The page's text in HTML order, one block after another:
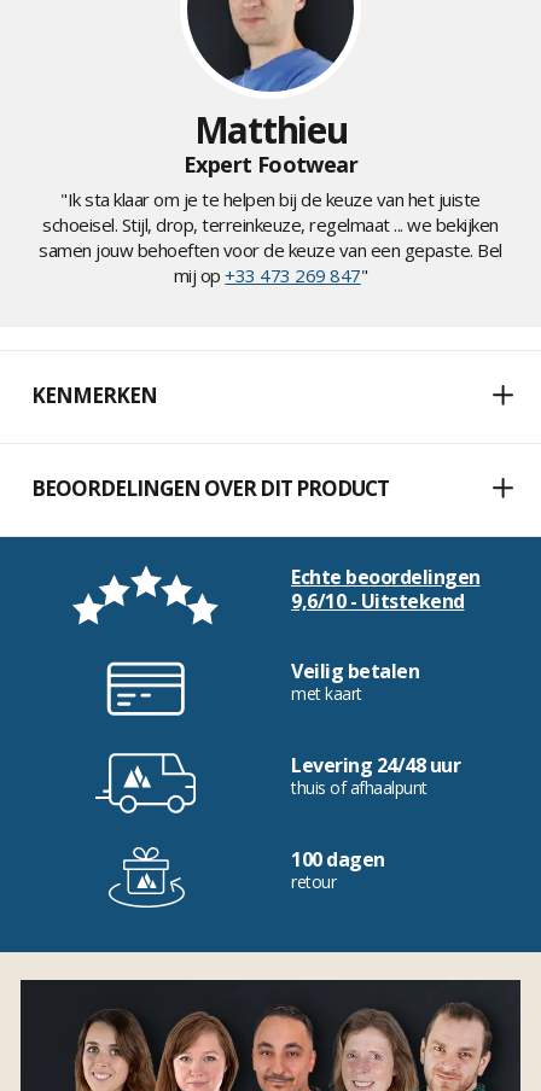
Matthieu
Expert Footwear
"Ik sta klaar om je te helpen bij de keuze van het juiste
schoeisel. Stijl, drop, terreinkeuze, regelmaat ... we bekijken
samen jouw behoeften voor de keuze van een gepaste. Bel
mij op+33 473 269 847"
KENMERKEN
BEOORDELINGEN OVER DIT PRODUCT
Echte beoordelingen
9,6/10 - Uitstekend
Veilig betalen
met kaart
Levering 24/48 uur
thuis of afhaalpunt
100 dagen
retour